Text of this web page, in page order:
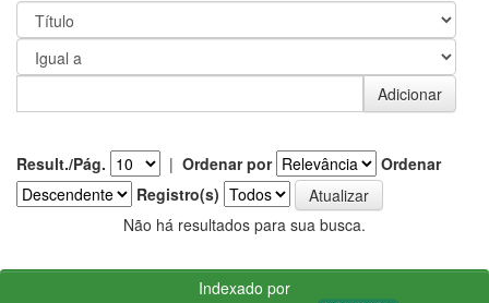
Result./Pág. | Ordenar por
Ordenar
Registro(s)
Não há resultados para sua busca.
Indexado por